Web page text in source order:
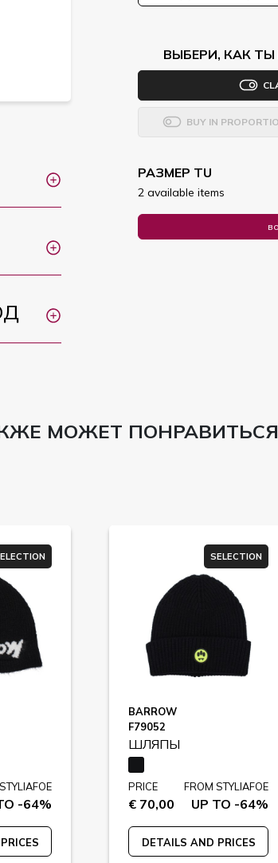
ВЫБЕРИ, КАК
BUY IN
РАЗМЕР TU
2 available items
МОЖЕТ ПОНРАВИТЬСЯ
-64%
SELECTION
BARROW
F79052
ШЛЯПЫ
PRICE
€ 70,00
FROM STYLIAFOE
UP TO -64%
DETAILS AND PRICES